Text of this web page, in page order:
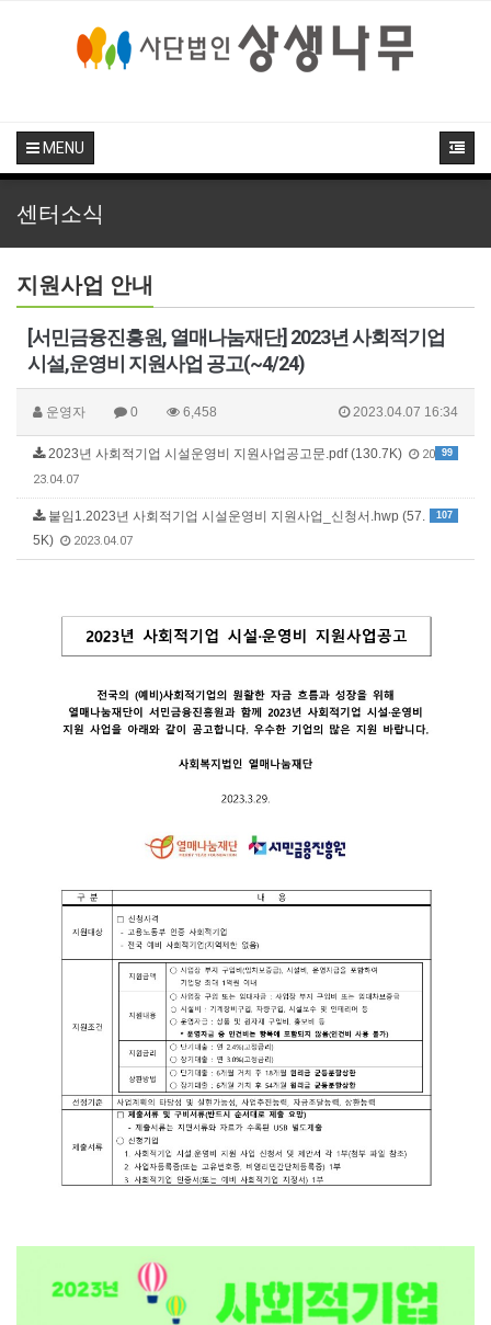
MENU
센터소식
지원사업 안내
[서민금융진흥원, 열매나눔재단] 2023년 사회적기업
시설,운영비 지원사업 공고(~4/24)
운영자 0 6,458 2023.04.07 16:34
99
2023년 사회적기업 시설운영비 지원사업공고문.pdf (130.7K)
20
23.04.07
107
붙임1.2023년 사회적기업 시설운영비 지원사업_신청서.hwp (57.
5K)
2023.04.07